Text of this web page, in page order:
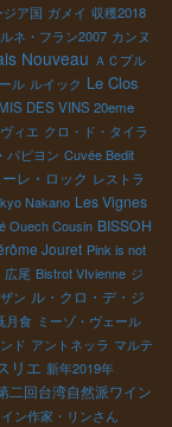
ジア国 ガメイ 収穫2018
ネ・フラン2007 カンヌ
Nouveau ＡＣブル
ル ルイック Le Clos
DES VINS 20eme
ィエ クロ・ド・タイラ
パピヨン Cuvée Bedit
レ・ロック レストラ
Nakano Les Vignes
Ouech Cousin BISSOH
Jouret Pink is not
広尾 Bistrot VIvienne ジ
ン ル・クロ・デ・ジ
月食 ミーゾ・ヴェール
ド アントネッラ マルテ
リエ 新年2019年
二回台湾自然派ワイン
ン作家・リンさん